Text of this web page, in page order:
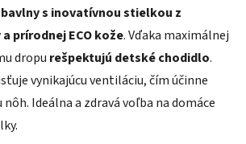
s inovatívnou stielkou z
prírodnej ECO kože. Vďaka maximálnej
dropu rešpektujú detské chodidlo.
vynikajúcu ventiláciu, čím účinne
Ideálna a zdravá voľba na domáce